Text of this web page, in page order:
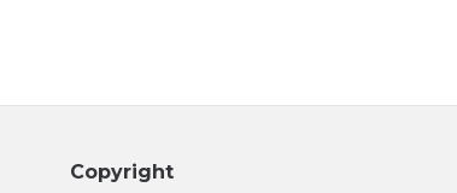
Copyright